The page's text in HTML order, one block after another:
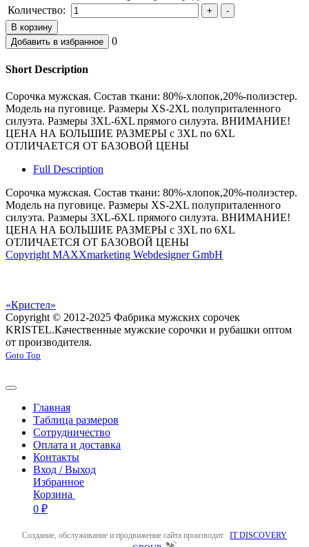
Количество:
0
Short Description
Сорочка мужская. Состав ткани: 80%-хлопок,20%-полиэстер.
Модель на пуговице. Размеры XS-2XL полуприталенного
силуэта. Размеры 3XL-6XL прямого силуэта. ВНИМАНИЕ!
ЦЕНА НА БОЛЬШИЕ РАЗМЕРЫ с 3XL по 6XL
ОТЛИЧАЕТСЯ ОТ БАЗОВОЙ ЦЕНЫ
Full Description
Сорочка мужская. Состав ткани: 80%-хлопок,20%-полиэстер.
Модель на пуговице. Размеры XS-2XL полуприталенного
силуэта. Размеры 3XL-6XL прямого силуэта. ВНИМАНИЕ!
ЦЕНА НА БОЛЬШИЕ РАЗМЕРЫ с 3XL по 6XL
ОТЛИЧАЕТСЯ ОТ БАЗОВОЙ ЦЕНЫ
Copyright MAXXmarketing Webdesigner GmbH
«Кристел»
Copyright © 2012-2025 Фабрика мужских сорочек
KRISTEL.Качественные мужские сорочки и рубашки оптом
от производителя.
Goto Top
Главная
Таблица размеров
Сотрудничество
Оплата и доставка
Контакты
Вход / Выход
Избранное
Корзина
0 ₽
Создание, обслуживание и продвижение сайта производит IT DISCOVERY